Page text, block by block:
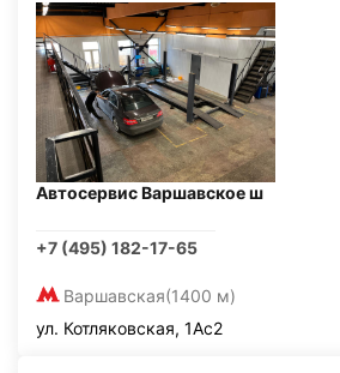
Автосервис Варшавское ш
+7 (495) 182-17-65
Варшавская(1400 м)
ул. Котляковская, 1Ас2